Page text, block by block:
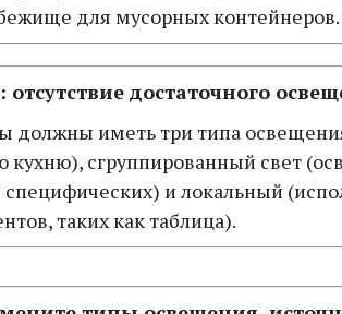
для мусорных контейнеров.
достаточного
должны иметь три типа
кухню), сгруппированный свет
и локальный
таких как таблица).